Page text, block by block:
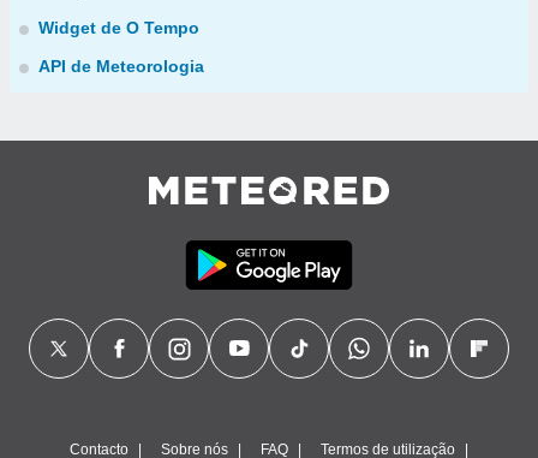
Widget de O Tempo
API de Meteorologia
Contacto Sobre nós FAQ Termos de utilização